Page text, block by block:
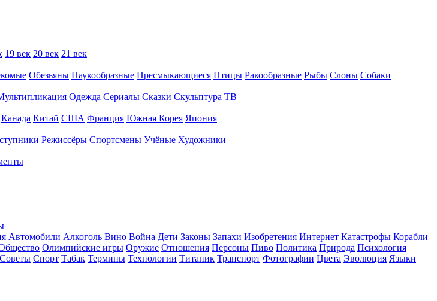
19 век 20 век 21 век
Обезьяны Паукообразные Пресмыкающиеся Птицы Ракообразные Рыбы Слоны Собаки
Одежда Сериалы Сказки Скульптура ТВ
Канада Китай США Франция Южная Корея Япония
Режиссёры Спортсмены Учёные Художники
Автомобили Алкоголь Вино Война Дети Законы Запахи Изобретения Интернет Катастрофы Корабли
Олимпийские игры Оружие Отношения Персоны Пиво Политика Природа Психология
Советы Спорт Табак Термины Технологии Титаник Транспорт Фотографии Цвета Эволюция Языки